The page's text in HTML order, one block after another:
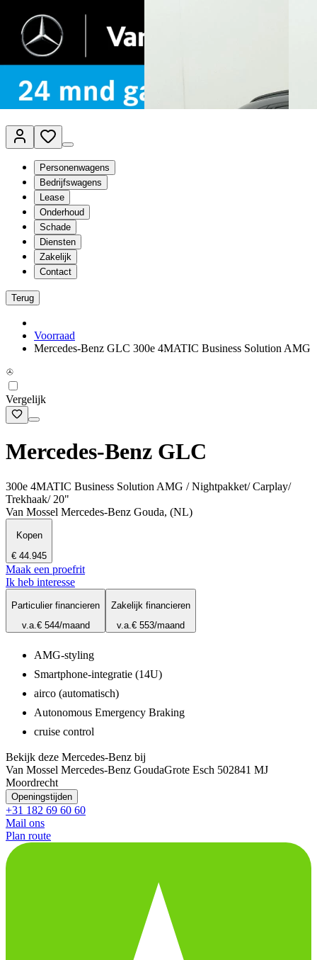
Van Mossel Automotive Group
Vestigingen
Werkplaatsplanner
Vacatures
Klantenservice
nl- Nederlands
Personenwagens
Bedrijfswagens
Lease
Onderhoud
Schade
Diensten
Zakelijk
Contact
Terug
Voorraad
Mercedes-Benz GLC 300e 4MATIC Business Solution AMG
Vergelijk
Mercedes-Benz GLC
300e 4MATIC Business Solution AMG / Nightpakket/ Carplay/
Trekhaak/ 20"
Van Mossel Mercedes-Benz Gouda, (NL)
Kopen
€ 44.945
Maak een proefrit
Ik heb interesse
Particulier financieren
v.a.€ 544/maand
Zakelijk financieren
v.a.€ 553/maand
AMG-styling
Smartphone-integratie (14U)
airco (automatisch)
Autonomous Emergency Braking
cruise control
Bekijk deze Mercedes-Benz bij
Van Mossel Mercedes-Benz GoudaGrote Esch 502841 MJ
Moordrecht
Openingstijden
+31 182 69 60 60
Mail ons
Plan route